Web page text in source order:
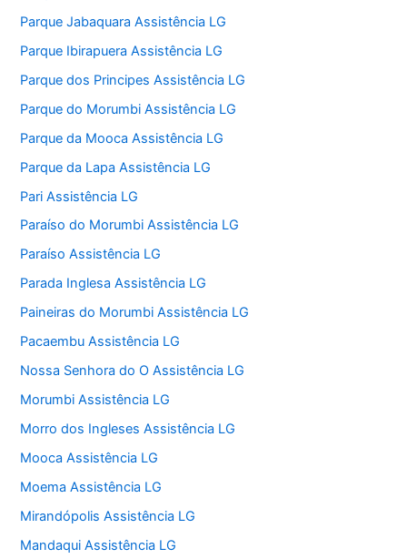
Parque Jabaquara Assistência LG
Parque Ibirapuera Assistência LG
Parque dos Principes Assistência LG
Parque do Morumbi Assistência LG
Parque da Mooca Assistência LG
Parque da Lapa Assistência LG
Pari Assistência LG
Paraíso do Morumbi Assistência LG
Paraíso Assistência LG
Parada Inglesa Assistência LG
Paineiras do Morumbi Assistência LG
Pacaembu Assistência LG
Nossa Senhora do O Assistência LG
Morumbi Assistência LG
Morro dos Ingleses Assistência LG
Mooca Assistência LG
Moema Assistência LG
Mirandópolis Assistência LG
Mandaqui Assistência LG